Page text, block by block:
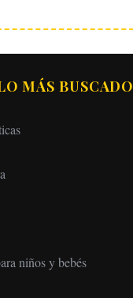
MÁS BUSCADO
niños y bebés